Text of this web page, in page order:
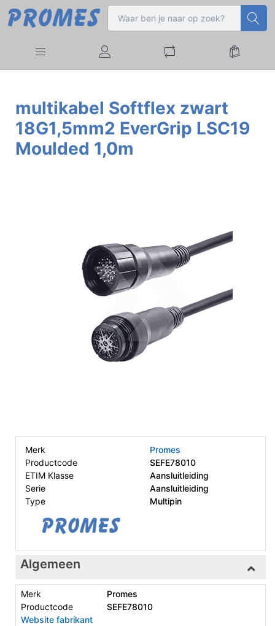
multikabel Softflex zwart
18G1,5mm2 EverGrip LSC19
Moulded 1,0m
Merk
Promes
Productcode
SEFE78010
ETIM Klasse
Aansluitleiding
Serie
Aansluitleiding
Type
Multipin
Algemeen
Merk
Promes
Productcode
SEFE78010
Website fabrikant